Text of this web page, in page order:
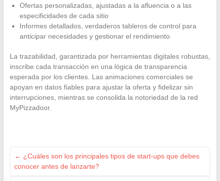
Ofertas personalizadas, ajustadas a la afluencia o a las
especificidades de cada sitio
Informes detallados, verdaderos tableros de control para
anticipar necesidades y gestionar el rendimiento
La trazabilidad, garantizada por herramientas digitales robustas,
inscribe cada transacción en una lógica de transparencia
esperada por los clientes. Las animaciones comerciales se
apoyan en datos fiables para ajustar la oferta y fidelizar sin
interrupciones, mientras se consolida la notoriedad de la red
MyPizzadoor.
← ¿Cuáles son los principales tipos de start-ups que debes
conocer antes de lanzarte?